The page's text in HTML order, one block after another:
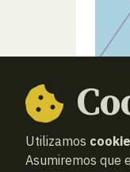
Utilizamos
Asumiremos que